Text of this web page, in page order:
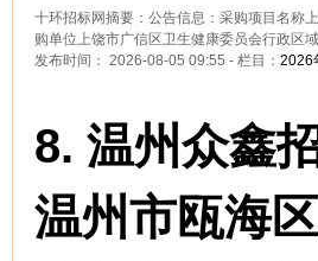
十环招标网摘要：公告信息：采购项目名称
购单位上饶市广信区卫生健康委员会行政区
发布时间： 2026-08-05 09:55 - 栏目： 2026
8. 温州众鑫
温州市瓯海